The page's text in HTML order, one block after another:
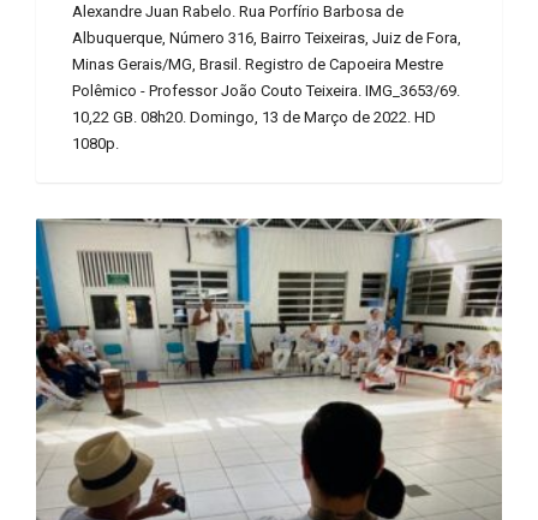
Alexandre Juan Rabelo. Rua Porfírio Barbosa de
Albuquerque, Número 316, Bairro Teixeiras, Juiz de Fora,
Minas Gerais/MG, Brasil. Registro de Capoeira Mestre
Polêmico - Professor João Couto Teixeira. IMG_3653/69.
10,22 GB. 08h20. Domingo, 13 de Março de 2022. HD
1080p.